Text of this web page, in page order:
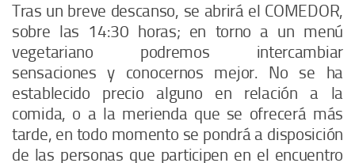
Tras un breve descanso, se abrirá el COMEDOR,
sobre las 14:30 horas; en torno a un menú
vegetariano podremos intercambiar
sensaciones y conocernos mejor. No se ha
establecido precio alguno en relación a la
comida, o a la merienda que se ofrecerá más
tarde, en todo momento se pondrá a disposición
de las personas que participen en el encuentro